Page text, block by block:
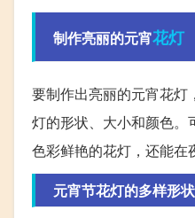
制作亮丽的元宵花灯
要制作出亮丽的元宵花灯
灯的形状、大小和颜色。
色彩鲜艳的花灯，还能在
元宵节花灯的多样形状